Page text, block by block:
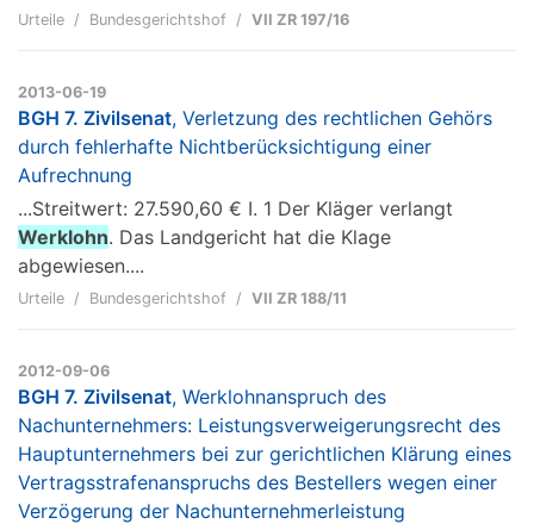
Urteile Bundesgerichtshof VII ZR 197/16
2013-06-19
BGH 7. Zivilsenat, Verletzung des rechtlichen Gehörs
durch fehlerhafte Nichtberücksichtigung einer
Aufrechnung
...Streitwert: 27.590,60 € I. 1 Der Kläger verlangt
Werklohn. Das Landgericht hat die Klage
abgewiesen....
Urteile Bundesgerichtshof VII ZR 188/11
2012-09-06
BGH 7. Zivilsenat, Werklohnanspruch des
Nachunternehmers: Leistungsverweigerungsrecht des
Hauptunternehmers bei zur gerichtlichen Klärung eines
Vertragsstrafenanspruchs des Bestellers wegen einer
Verzögerung der Nachunternehmerleistung